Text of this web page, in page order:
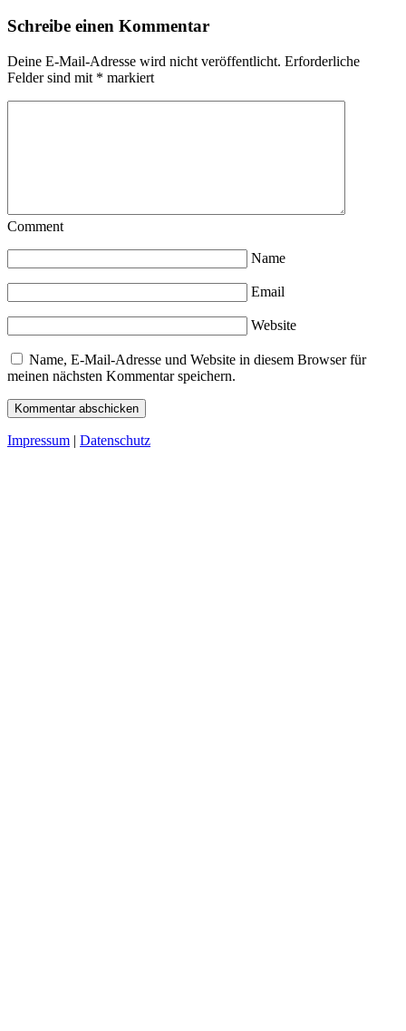
Schreibe einen Kommentar
Deine E-Mail-Adresse wird nicht veröffentlicht. Erforderliche
Felder sind mit * markiert
Comment
Name
Email
Website
Name, E-Mail-Adresse und Website in diesem Browser für
meinen nächsten Kommentar speichern.
Impressum | Datenschutz